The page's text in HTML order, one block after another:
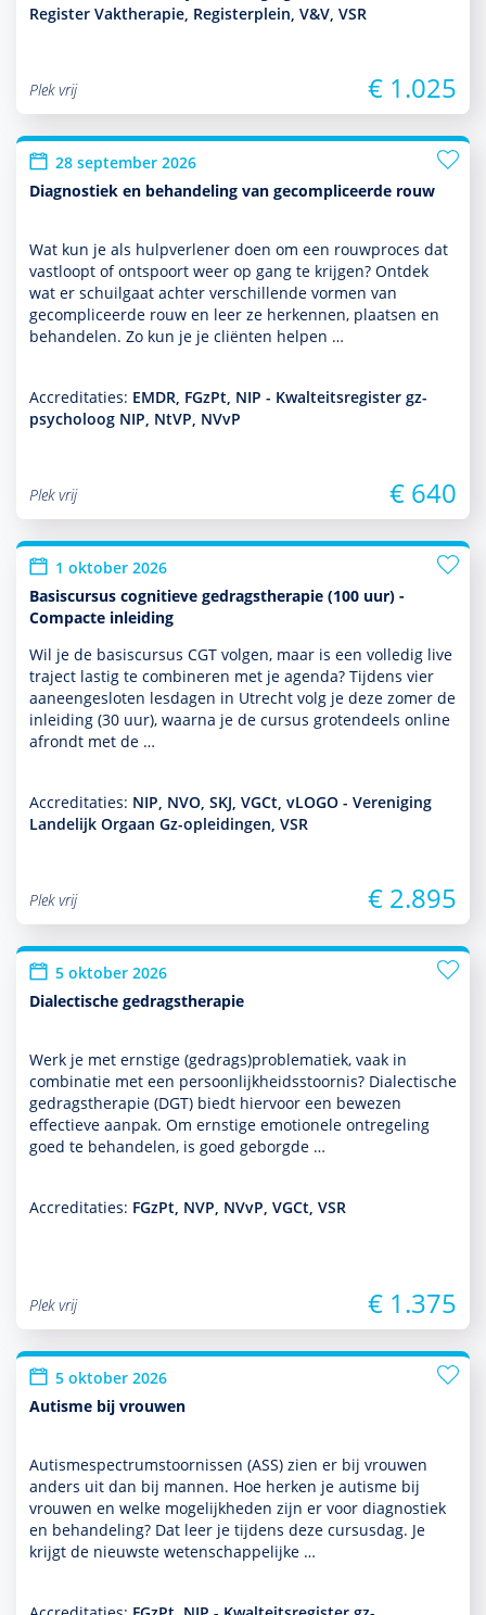
Register Vaktherapie, Registerplein, V&V, VSR
Plek vrij € 1.025
28 september 2026
Diagnostiek en behandeling van gecompliceerde rouw
Wat kun je als hulp­ver­le­ner doen om een rouwproces dat
vastloopt of ontspoort weer op gang te krijgen? Ontdek
wat er schuilgaat achter ver­schil­lende vormen van
gecompliceerde rouw en leer ze herkennen, plaatsen en
behan­delen. Zo kun je je cliënten helpen …
Accreditaties: EMDR, FGzPt, NIP - Kwalteitsregister gz-
psycholoog NIP, NtVP, NVvP
Plek vrij € 640
1 oktober 2026
Basiscursus cognitieve gedragstherapie (100 uur) -
Compacte inleiding
Wil je de basis­cursus CGT volgen, maar is een volledig live
traject lastig te combineren met je agenda? Tijdens vier
aaneengesloten lesdagen in Utrecht volg je deze zomer de
inleiding (30 uur), waarna je de cursus grotendeels online
afrondt met de …
Accreditaties: NIP, NVO, SKJ, VGCt, vLOGO - Vereniging
Landelijk Orgaan Gz-opleidingen, VSR
Plek vrij € 2.895
5 oktober 2026
Dialectische gedragstherapie
Werk je met ernstige (gedrags)proble­ma­tiek, vaak in
combinatie met een per­soon­lijk­heids­stoor­nis? Dialectische
gedrags­thera­pie (DGT) biedt hiervoor een bewezen
effectieve aanpak. Om ernstige emotionele ontregeling
goed te behan­delen, is goed geborgde …
Accreditaties: FGzPt, NVP, NVvP, VGCt, VSR
Plek vrij € 1.375
5 oktober 2026
Autisme bij vrouwen
Autismespectrumstoor­nissen (ASS) zien er bij vrouwen
anders uit dan bij mannen. Hoe herken je autisme bij
vrouwen en welke moge­lijk­heden zijn er voor diag­nos­tiek
en behan­del­ing? Dat leer je tijdens deze cursusdag. Je
krijgt de nieuwste weten­schappe­lijke …